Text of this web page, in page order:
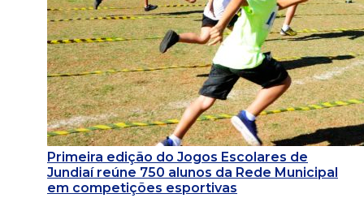
Primeira edição do Jogos Escolares de
Jundiaí reúne 750 alunos da Rede Municipal
em competições esportivas